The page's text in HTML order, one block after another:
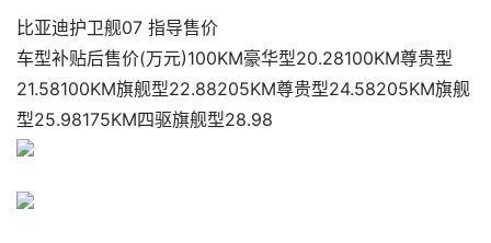
比亚迪护卫舰07 指导售价
车型补贴后售价(万元)100KM豪华型20.28100KM尊贵型
21.58100KM旗舰型22.88205KM尊贵型24.58205KM旗舰
型25.98175KM四驱旗舰型28.98